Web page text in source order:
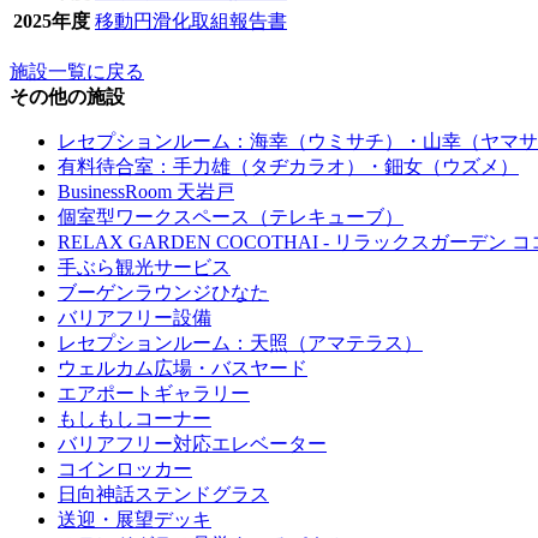
2025年度 移動円滑化取組報告書
施設一覧に戻る
その他の施設
レセプションルーム：海幸（ウミサチ）・山幸（ヤマサ
有料待合室：手力雄（タヂカラオ）・鈿女（ウズメ）
BusinessRoom 天岩戸
個室型ワークスペース（テレキューブ）
RELAX GARDEN COCOTHAI - リラックスガーデン コ
手ぶら観光サービス
ブーゲンラウンジひなた
バリアフリー設備
レセプションルーム：天照（アマテラス）
ウェルカム広場・バスヤード
エアポートギャラリー
もしもしコーナー
バリアフリー対応エレベーター
コインロッカー
日向神話ステンドグラス
送迎・展望デッキ